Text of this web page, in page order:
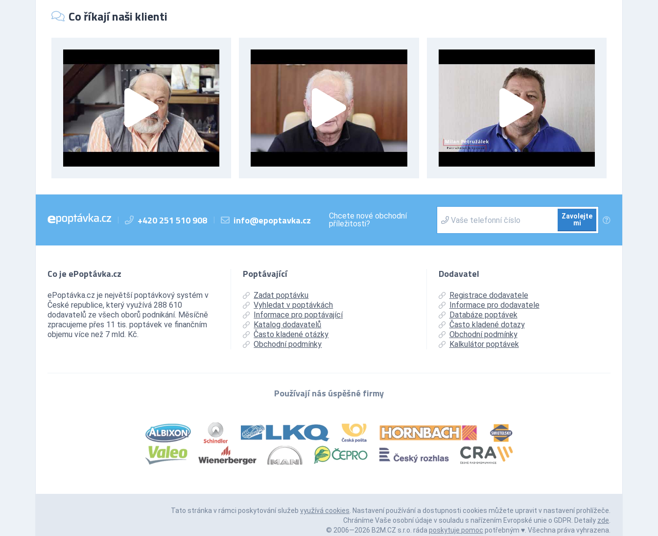
Co říkají naši klienti
| +420 251 510 908 | info@epoptavka.cz
Chcete nové obchodní
příležitosti?
Zavolejte
mi
Co je ePoptávka.cz
ePoptávka.cz je největší poptávkový systém v
České republice, který využívá 288 610
dodavatelů ze všech oborů podnikání. Měsíčně
zpracujeme přes 11 tis. poptávek ve finančním
objemu více než 7 mld. Kč.
Poptávající
Zadat poptávku
Vyhledat v poptávkách
Informace pro poptávající
Katalog dodavatelů
Často kladené otázky
Obchodní podmínky
Dodavatel
Registrace dodavatele
Informace pro dodavatele
Databáze poptávek
Často kladené dotazy
Obchodní podmínky
Kalkulátor poptávek
Používají nás úspěšné firmy
Tato stránka v rámci poskytování služeb využívá cookies . Nastavení používání a dostupnosti cookies můžete upravit v nastavení prohlížeče.
Chráníme Vaše osobní údaje v souladu s nařízením Evropské unie o GDPR. Detaily zde
© 2006—2026 B2M.CZ s.r.o. ráda poskytuje pomoc potřebným ♥️. Všechna práva vyhrazena.